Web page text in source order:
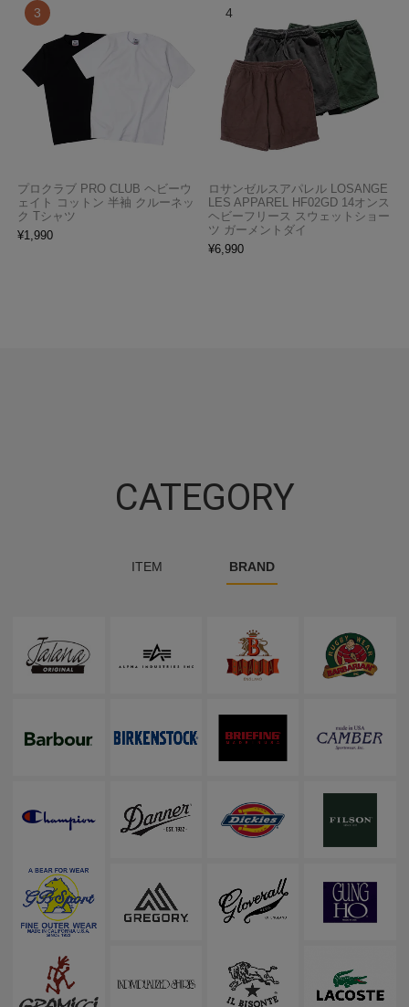
プロクラブ PRO CLUB ヘビーウ
ェイト コットン 半袖 クルーネッ
ク Tシャツ
¥1,990
ロサンゼルスアパレル LOSANGE
LES APPAREL HF02GD 14オンス
ヘビーフリース スウェットショー
ツ ガーメントダイ
¥6,990
CATEGORY
ITEM BRAND